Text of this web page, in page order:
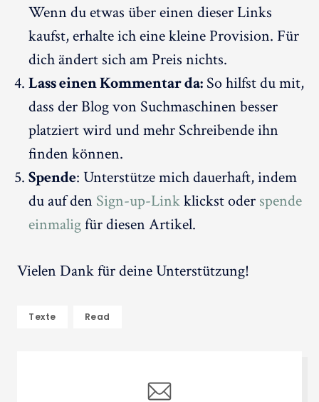
Wenn du etwas über einen dieser Links
kaufst, erhalte ich eine kleine Provision. Für
dich ändert sich am Preis nichts.
Lass einen Kommentar da: So hilfst du mit,
dass der Blog von Suchmaschinen besser
platziert wird und mehr Schreibende ihn
finden können.
Spende: Unterstütze mich dauerhaft, indem
du auf den Sign-up-Linkklickst oder spende
einmaligfür diesen Artikel.
Vielen Dank für deine Unterstützung!
Texte Read